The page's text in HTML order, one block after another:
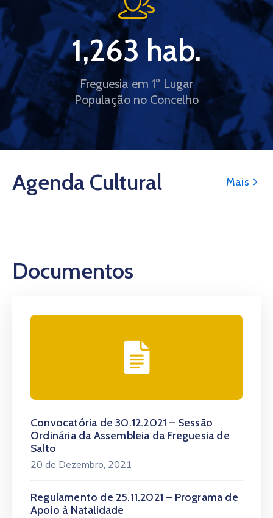
Freguesia em 1º Lugar
População no Concelho
1,263 hab.
Agenda Cultural Mais
Documentos
Convocatória de 30.12.2021 – Sessão
Ordinária da Assembleia da Freguesia de
Salto
20 de Dezembro, 2021
Regulamento de 25.11.2021 – Programa de
Apoio à Natalidade